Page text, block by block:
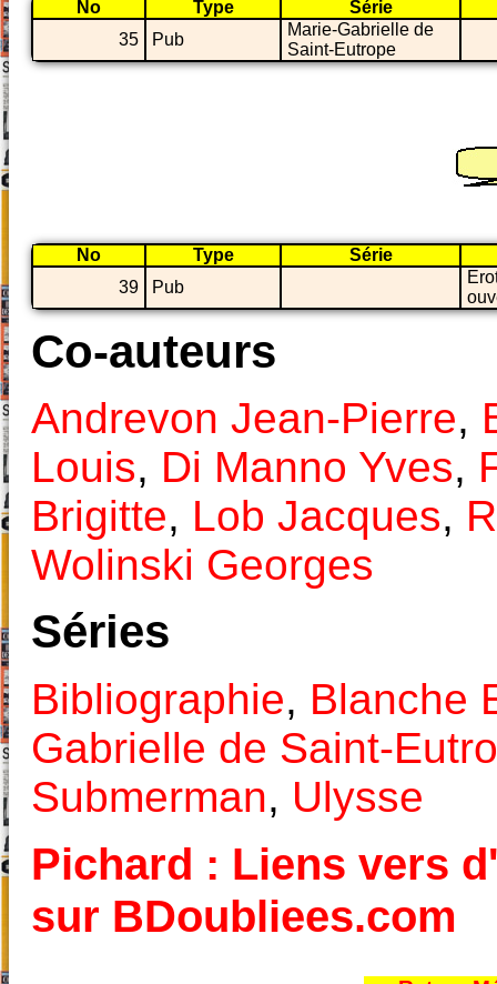
No Type
Série
35
Pub
Marie-Gabrielle de
Saint-Eutrope
No Type
Série
39
Pub
Co-auteurs
Andrevon Jean-Pierre,
Louis, Di Manno Yves,
Brigitte, Lob Jacques,
Wolinski Georges
Séries
Bibliographie, Blanche
Gabrielle de Saint-
Submerman, Ulysse
Pichard : Liens vers
sur BDoubliees.com